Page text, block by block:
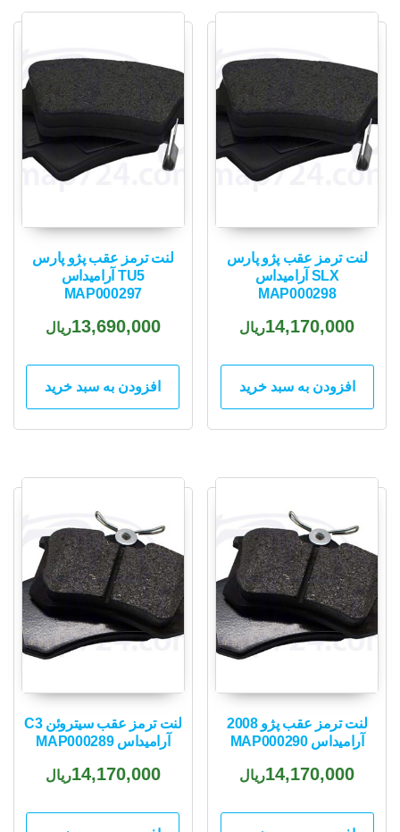
لنت ترمز عقب پژو پارس
SLX آرامیداس
MAP000298
14,170,000ریال
افزودن به سبد خرید
لنت ترمز عقب پژو پارس
TU5 آرامیداس
MAP000297
13,690,000ریال
افزودن به سبد خرید
لنت ترمز عقب پژو 2008
آرامیداس MAP000290
14,170,000ریال
لنت ترمز عقب سیتروئن C3
آرامیداس MAP000289
14,170,000ریال